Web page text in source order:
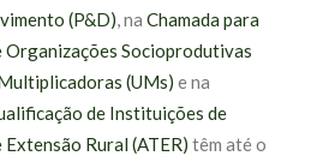
(P&D), na Chamada para
Organizações Socioprodutivas
(UMs) e na
de Instituições de
Rural (ATER) têm até o